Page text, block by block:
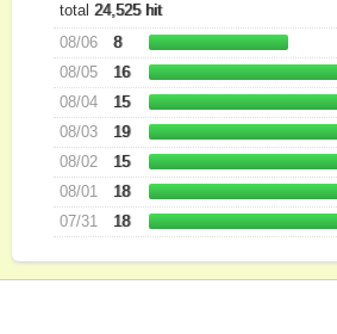
total 24,525 hit
08/06
8
08/05
16
08/04
15
08/03
19
08/02
15
08/01
18
07/31
18